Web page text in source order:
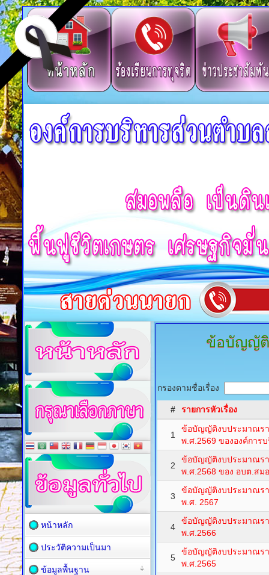
ข้อบัญญัติ
กรองตามชื่อเรื่อง
# รายการหัวเรื่อง
1
ข้อบัญญัติงบประมาณร
พ.ศ.2569 ขององค์การ
2
ข้อบัญญัติงบประมาณร
พ.ศ.2568 ของ อบต.สม
3
ข้อบัญญัติงบประมาณร
พ.ศ. 2567
4
ข้อบัญญัติงบประมาณร
พ.ศ.2566
5
ข้อบัญญัติงบประมาณร
พ.ศ.2565
หน้าหลัก
ประวัติความเป็นมา
ข้อมูลพื้นฐาน